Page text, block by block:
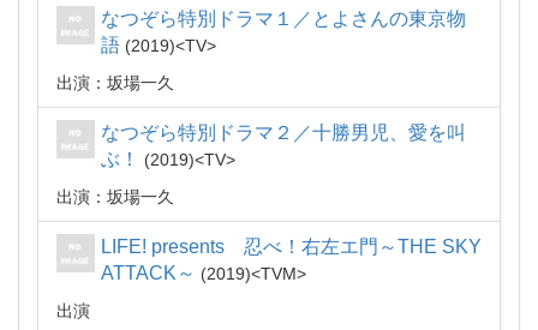
なつぞら特別ドラマ１／とよさんの東京物
語
2019
TV
出演：坂場一久
なつぞら特別ドラマ２／十勝男児、愛を叫
ぶ！
2019
TV
出演：坂場一久
LIFE! presents 忍べ！右左エ門～THE SKY
ATTACK～
2019
TVM
出演